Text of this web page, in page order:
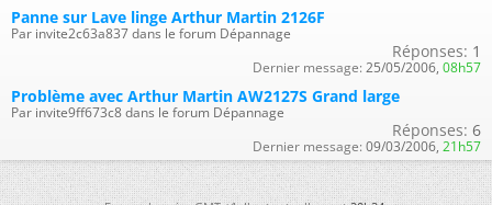
Panne sur Lave linge Arthur Martin 2126F
Par invite2c63a837 dans le forum Dépannage
Réponses: 1
Dernier message: 25/05/2006, 08h57
Problème avec Arthur Martin AW2127S Grand large
Par invite9ff673c8 dans le forum Dépannage
Réponses: 6
Dernier message: 09/03/2006, 21h57